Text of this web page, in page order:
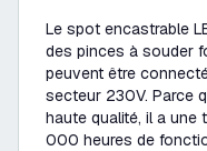
Le spot encastrable
des pinces à souder
peuvent être
secteur 230V. Parce
haute qualité, il a une
000 heures de